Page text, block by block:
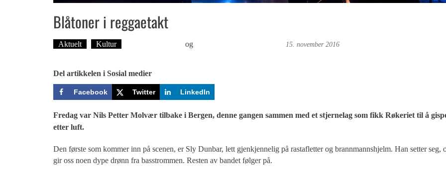
Blåtoner i reggaetakt
Aktuelt Kultur og 15. november 2016
Del artikkelen i Sosial medier
Facebook Twitter LinkedIn
Fredag var Nils Petter Molvær tilbake i Bergen, denne gangen sammen med et stjernelag som fikk Røkeriet til å
etter luft.
Den første som kommer inn på scenen, er Sly Dunbar, lett gjenkjennelig på rastafletter og brannmannshjelm. Han setter seg,
gir oss noen dype drønn fra basstrommen. Resten av bandet følger på.